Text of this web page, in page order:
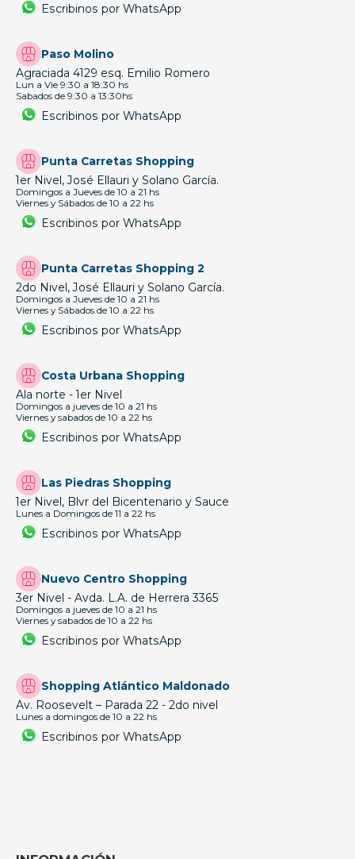
Escribinos por WhatsApp
Paso Molino
Agraciada 4129 esq. Emilio Romero
Lun a Vie 9:30 a 18:30 hs
Sabados de 9:30 a 13:30hs
Escribinos por WhatsApp
Punta Carretas Shopping
1er Nivel, José Ellauri y Solano García.
Domingos a Jueves de 10 a 21 hs
Viernes y Sábados de 10 a 22 hs
Escribinos por WhatsApp
Punta Carretas Shopping 2
2do Nivel, José Ellauri y Solano García.
Domingos a Jueves de 10 a 21 hs
Viernes y Sábados de 10 a 22 hs
Escribinos por WhatsApp
Costa Urbana Shopping
Ala norte - 1er Nivel
Domingos a jueves de 10 a 21 hs
Viernes y sabados de 10 a 22 hs
Escribinos por WhatsApp
Las Piedras Shopping
1er Nivel, Blvr del Bicentenario y Sauce
Lunes a Domingos de 11 a 22 hs
Escribinos por WhatsApp
Nuevo Centro Shopping
3er Nivel - Avda. L.A. de Herrera 3365
Domingos a jueves de 10 a 21 hs
Viernes y sabados de 10 a 22 hs
Escribinos por WhatsApp
Shopping Atlántico Maldonado
Av. Roosevelt – Parada 22 - 2do nivel
Lunes a domingos de 10 a 22 hs
Escribinos por WhatsApp